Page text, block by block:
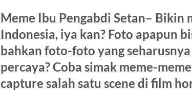
Meme Ibu Pengabdi Setan– Bikin
Indonesia, iya kan? Foto apapun
bahkan foto-foto yang
percaya? Coba simak meme-
capture salah satu scene di film